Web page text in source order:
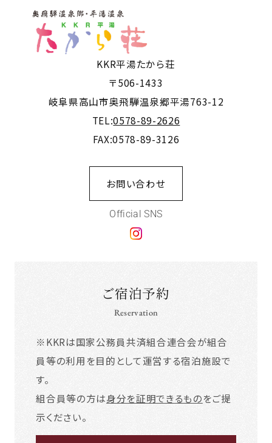
KKR平湯たから荘
〒506-1433
岐阜県高山市奥飛騨温泉郷平湯763-12
TEL:0578-89-2626
FAX:0578-89-3126
お問い合わせ
Official SNS
ご宿泊予約
Reservation
※KKRは国家公務員共済組合連合会が組合
員等の利用を目的として運営する宿泊施設で
す。
組合員等の方は身分を証明できるものをご提
示ください。